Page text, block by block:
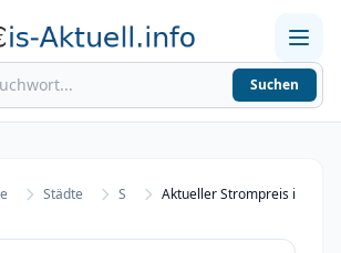
Suchen
Städte S Aktueller Strompreis in